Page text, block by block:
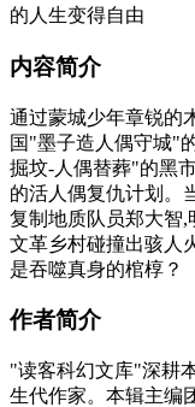
内容简介
通过蒙城少年章锐的
国"墨子造人偶守城"
掘坟-人偶替葬"的黑
的活人偶复仇计划。
复制地质队员郑大智
文革乡村碰撞出骇
是吞噬真身的棺椁？
作者简介
"读客科幻文库"深耕
生代作家。本辑主编